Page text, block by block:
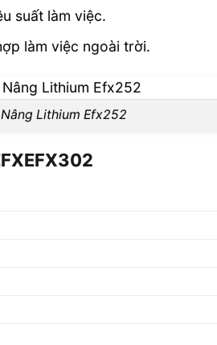
suất làm việc.
làm việc ngoài trời.
Lithium Efx252